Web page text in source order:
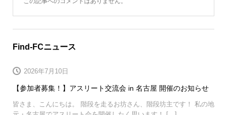
Find-FCニュース
【参加者募集！】アスリート交流会 in 名古屋 開催のお知らせ
2026年7月10日
皆さま、こんにちは。 階段を走るお坊さん、階段坊主です！ 私の地